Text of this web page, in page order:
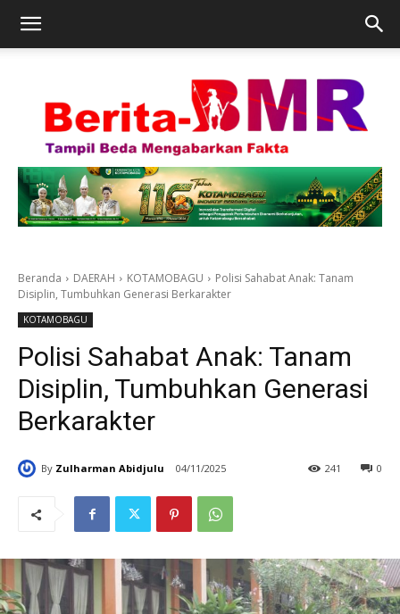
Beranda DAERAH KOTAMOBAGU
Polisi Sahabat Anak: Tanam
Disiplin, Tumbuhkan Generasi Berkarakter
KOTAMOBAGU
Polisi Sahabat Anak: Tanam
Disiplin, Tumbuhkan Generasi
Berkarakter
By Zulharman Abidjulu 04/11/2025 0
241